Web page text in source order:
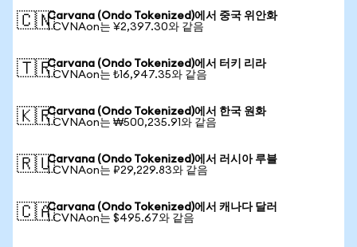
🇨🇳Carvana (Ondo Tokenized)에서 중국 위안화
1 CVNAon는 ¥2,397.30와 같음
🇹🇷Carvana (Ondo Tokenized)에서 터키 리라
1 CVNAon는 ₺16,947.35와 같음
🇰🇷Carvana (Ondo Tokenized)에서 한국 원화
1 CVNAon는 ₩500,235.91와 같음
🇷🇺Carvana (Ondo Tokenized)에서 러시아 루블
1 CVNAon는 ₽29,229.83와 같음
🇨🇦Carvana (Ondo Tokenized)에서 캐나다 달러
1 CVNAon는 $495.67와 같음